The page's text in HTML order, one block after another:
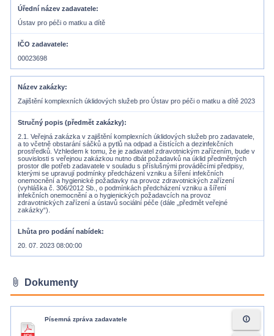
Úřední název zadavatele
Ústav pro péči o matku a dítě
IČO zadavatele
00023698
Název zakázky
Zajištění komplexních úklidových služeb pro Ústav pro péči o matku a dítě 2023
Stručný popis (předmět zakázky)
2.1. Veřejná zakázka v zajištění komplexních úklidových služeb pro zadavatele,
a to včetně obstarání sáčků a pytlů na odpad a čistících a dezinfekčních
prostředků. Vzhledem k tomu, že je zadavatel zdravotnickým zařízením, bude v
souvislosti s veřejnou zakázkou nutno dbát požadavků na úklid předmětných
prostor dle potřeb zadavatele v souladu s příslušnými prováděcími předpisy,
kterými se upravují podmínky předcházení vzniku a šíření infekčních
onemocnění a hygienické požadavky na provoz zdravotnických zařízení
(vyhláška č. 306/2012 Sb., o podmínkách předcházení vzniku a šíření
infekčních onemocnění a o hygienických požadavcích na provoz
zdravotnických zařízení a ústavů sociální péče (dále „předmět veřejné
zakázky“).
Lhůta pro podání nabídek
20. 07. 2023 08:00:00
attach_file Dokumenty
Písemná zpráva zadavatele info_outline